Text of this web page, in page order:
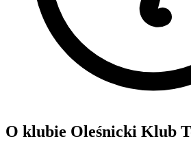
O klubie Oleśnicki Klub